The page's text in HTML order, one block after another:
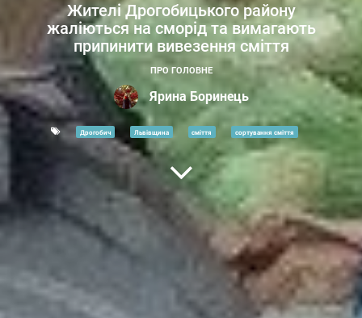
Жителі Дрогобицького району
жаліються на сморід та вимагають
припинити вивезення сміття
ПРО ГОЛОВНЕ
Ярина Боринець
Дрогобич Львівщина сміття сортування сміття